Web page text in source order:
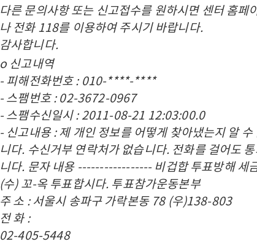
다른 문의사항 또는 신고접수를 원하시면 센터 홈
나 전화 118를 이용하여 주시기 바랍니다.
감사합니다.
o 신고내역
- 피해전화번호 : 010-****-****
- 스팸번호 : 02-3672-0967
- 스팸수신일시 : 2011-08-21 12:03:00.0
- 신고내용 : 제 개인 정보를 어떻게 찾아냈는지 알
니다. 수신거부 연락처가 없습니다. 전화를 걸어도
니다. 문자 내용 ----------------- 비겁합 투표방해 세
(수) 꼬-옥 투표합시다. 투표참가운동본부
주 소 : 서울시 송파구 가락본동 78 (우)138-803
전 화 :
02-405-5448